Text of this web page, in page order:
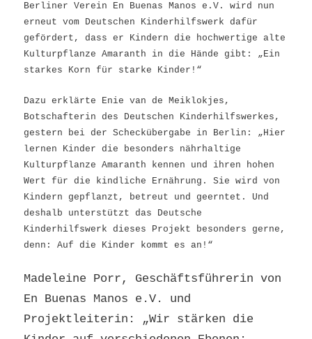
Berliner Verein En Buenas Manos e.V. wird nun
erneut vom Deutschen Kinderhilfswerk dafür
gefördert, dass er Kindern die hochwertige alte
Kulturpflanze Amaranth in die Hände gibt: „Ein
starkes Korn für starke Kinder!“
Dazu erklärte Enie van de Meiklokjes,
Botschafterin des Deutschen Kinderhilfswerkes,
gestern bei der Scheckübergabe in Berlin: „Hier
lernen Kinder die besonders nährhaltige
Kulturpflanze Amaranth kennen und ihren hohen
Wert für die kindliche Ernährung. Sie wird von
Kindern gepflanzt, betreut und geerntet. Und
deshalb unterstützt das Deutsche
Kinderhilfswerk dieses Projekt besonders gerne,
denn: Auf die Kinder kommt es an!“
Madeleine Porr, Geschäftsführerin von
En Buenas Manos e.V. und
Projektleiterin: „Wir stärken die